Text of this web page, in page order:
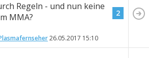
Regeln - und nun keine
MMA?
26.05.2017 15:10
2